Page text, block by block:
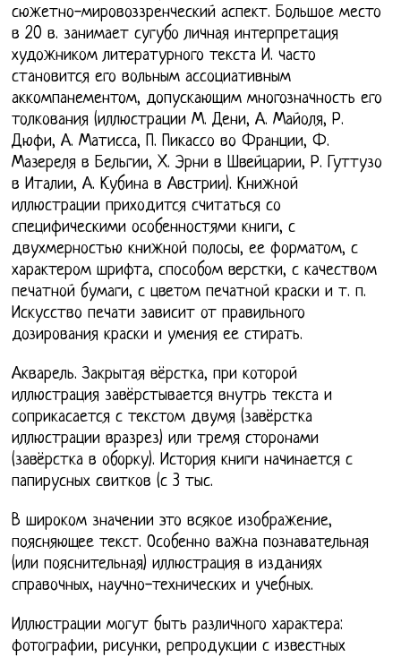
сюжетно-мировоззренческий аспект. Большое место
в 20 в. занимает сугубо личная интерпретация
художником литературного текста И. часто
становится его вольным ассоциативным
аккомпанементом, допускающим многозначность его
толкования (иллюстрации М. Дени, А. Майоля, Р.
Дюфи, А. Матисса, П. Пикассо во Франции, Ф.
Мазереля в Бельгии, X. Эрни в Швейцарии, Р. Гуттузо
в Италии, А. Кубина в Австрии). Книжной
иллюстрации приходится считаться со
специфическими особенностями книги, с
двухмерностью книжной полосы, ее форматом, с
характером шрифта, способом верстки, с качеством
печатной бумаги, с цветом печатной краски и т. п.
Искусство печати зависит от правильного
дозирования краски и умения ее стирать.
Акварель. Закрытая вёрстка, при которой
иллюстрация завёрстывается внутрь текста и
соприкасается с текстом двумя (завёрстка
иллюстрации вразрез) или тремя сторонами
(завёрстка в оборку). История книги начинается с
папирусных свитков (с 3 тыс.
В широком значении это всякое изображение,
поясняющее текст. Особенно важна познавательная
(или пояснительная) иллюстрация в изданиях
справочных, научно-технических и учебных.
Иллюстрации могут быть различного характера:
фотографии, рисунки, репродукции с известных